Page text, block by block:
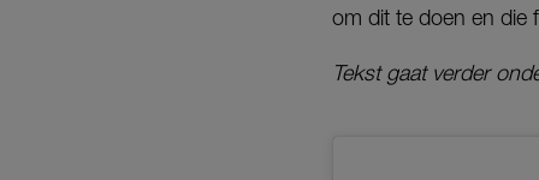
om dit te doen en die
Tekst gaat verder